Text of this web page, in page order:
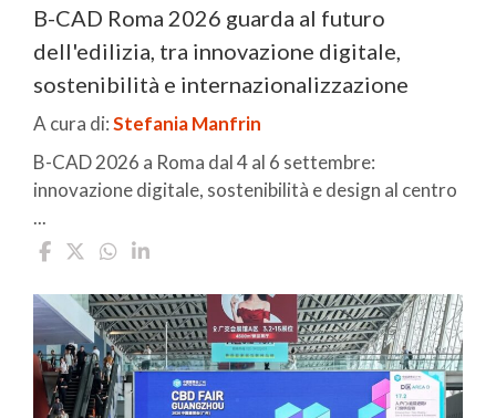
B-CAD Roma 2026 guarda al futuro
dell'edilizia, tra innovazione digitale,
sostenibilità e internazionalizzazione
A cura di:Stefania Manfrin
B-CAD 2026 a Roma dal 4 al 6 settembre:
innovazione digitale, sostenibilità e design al centro
...